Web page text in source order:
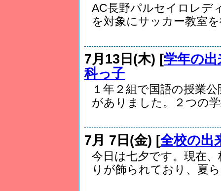
AC長野パルセイロレデ
を対象にサッカー教室
7月13日(木) [学年の出
科っ子
１年２組で国語の授業
がありました。２つの
7月 7日(金) [全校の出
今日は七夕です。現在
りが飾られており、夏